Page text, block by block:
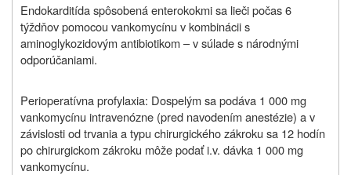
Endokarditída spôsobená enterokokmi sa lieči počas 6
týždňov pomocou vankomycínu v kombinácii s
aminoglykozidovým antibiotikom – v súlade s národnými
odporúčaniami.
Perioperatívna profylaxia: Dospelým sa podáva 1 000 mg
vankomycínu intravenózne (pred navodením anestézie) a v
závislosti od trvania a typu chirurgického zákroku sa 12 hodín
po chirurgickom zákroku môže podať i.v. dávka 1 000 mg
vankomycínu.